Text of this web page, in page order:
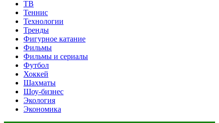
ТВ
Теннис
Технологии
Тренды
Фигурное катание
Фильмы
Фильмы и сериалы
Футбол
Хоккей
Шахматы
Шоу-бизнес
Экология
Экономика